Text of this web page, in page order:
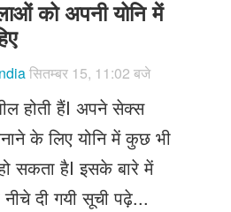
Poocho
संपर्क करें
को अपनी योनि में
सितम्बर 15, 11:02 बजे
होती हैंI अपने सेक्स
के लिए योनि में कुछ भी
सकता हैI इसके बारे में
दी गयी सूची पढ़े...